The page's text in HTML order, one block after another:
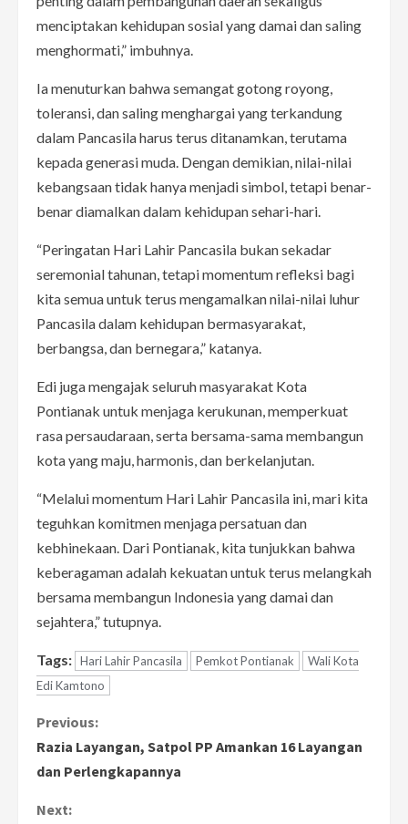
menciptakan kehidupan sosial yang damai dan saling
menghormati,” imbuhnya.
Ia menuturkan bahwa semangat gotong royong,
toleransi, dan saling menghargai yang terkandung
dalam Pancasila harus terus ditanamkan, terutama
kepada generasi muda. Dengan demikian, nilai-nilai
kebangsaan tidak hanya menjadi simbol, tetapi benar-
benar diamalkan dalam kehidupan sehari-hari.
“Peringatan Hari Lahir Pancasila bukan sekadar
seremonial tahunan, tetapi momentum refleksi bagi
kita semua untuk terus mengamalkan nilai-nilai luhur
Pancasila dalam kehidupan bermasyarakat,
berbangsa, dan bernegara,” katanya.
Edi juga mengajak seluruh masyarakat Kota
Pontianak untuk menjaga kerukunan, memperkuat
rasa persaudaraan, serta bersama-sama membangun
kota yang maju, harmonis, dan berkelanjutan.
“Melalui momentum Hari Lahir Pancasila ini, mari kita
teguhkan komitmen menjaga persatuan dan
kebhinekaan. Dari Pontianak, kita tunjukkan bahwa
keberagaman adalah kekuatan untuk terus melangkah
bersama membangun Indonesia yang damai dan
sejahtera,” tutupnya.
Tags: Hari Lahir Pancasila Pemkot Pontianak
Wali Kota
Edi Kamtono
C
o
n
Previous:
Razia Layangan, Satpol PP Amankan 16 Layangan
dan Perlengkapannya
Next: